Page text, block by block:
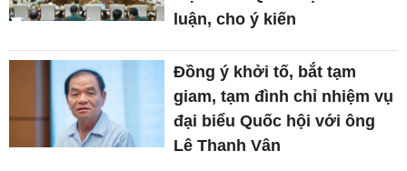
luận, cho ý kiến
Đồng ý khởi tố, bắt tạm
giam, tạm đình chỉ nhiệm vụ
đại biểu Quốc hội với ông
Lê Thanh Vân